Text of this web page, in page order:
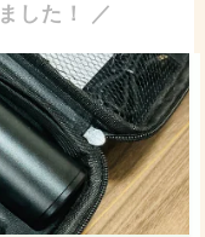
した！ ／